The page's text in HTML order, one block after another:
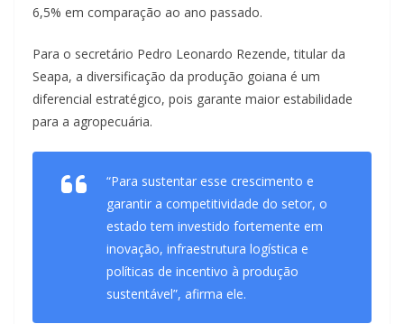
6,5% em comparação ao ano passado.
Para o secretário Pedro Leonardo Rezende, titular da
Seapa, a diversificação da produção goiana é um
diferencial estratégico, pois garante maior estabilidade
para a agropecuária.
“Para sustentar esse crescimento e
garantir a competitividade do setor, o
estado tem investido fortemente em
inovação, infraestrutura logística e
políticas de incentivo à produção
sustentável”, afirma ele.